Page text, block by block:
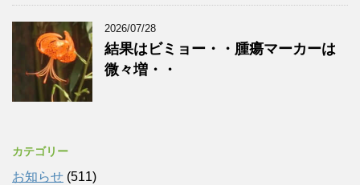
2026/07/28
結果はビミョー・・腫瘍マーカーは
微々増・・
カテゴリー
お知らせ (511)